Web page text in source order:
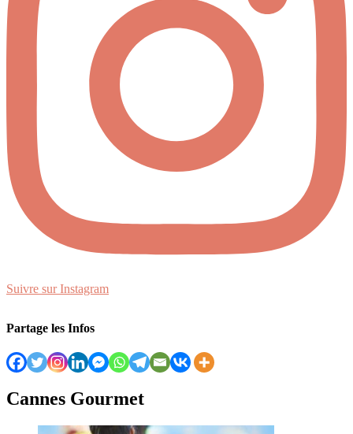
Suivre sur Instagram
Partage les Infos
Cannes Gourmet